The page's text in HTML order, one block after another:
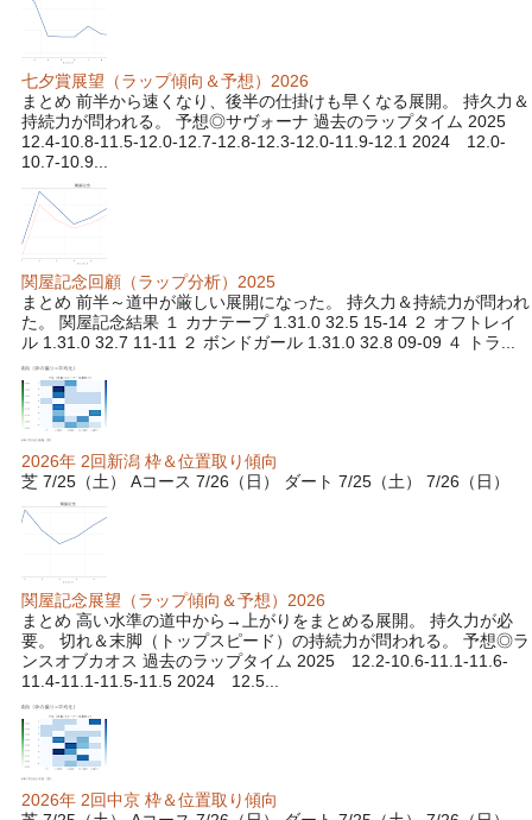
七夕賞展望（ラップ傾向＆予想）2026
まとめ 前半から速くなり、後半の仕掛けも早くなる展開。 持久力＆
持続力が問われる。 予想◎サヴォーナ 過去のラップタイム 2025
12.4-10.8-11.5-12.0-12.7-12.8-12.3-12.0-11.9-12.1 2024 12.0-
10.7-10.9...
関屋記念回顧（ラップ分析）2025
まとめ 前半～道中が厳しい展開になった。 持久力＆持続力が問われ
た。 関屋記念結果 １ カナテープ 1.31.0 32.5 15-14 ２ オフトレイ
ル 1.31.0 32.7 11-11 ２ ボンドガール 1.31.0 32.8 09-09 ４ トラ...
2026年 2回新潟 枠＆位置取り傾向
芝 7/25（土） Aコース 7/26（日） ダート 7/25（土） 7/26（日）
関屋記念展望（ラップ傾向＆予想）2026
まとめ 高い水準の道中から→上がりをまとめる展開。 持久力が必
要。 切れ＆末脚（トップスピード）の持続力が問われる。 予想◎ラ
ンスオブカオス 過去のラップタイム 2025 12.2-10.6-11.1-11.6-
11.4-11.1-11.5-11.5 2024 12.5...
2026年 2回中京 枠＆位置取り傾向